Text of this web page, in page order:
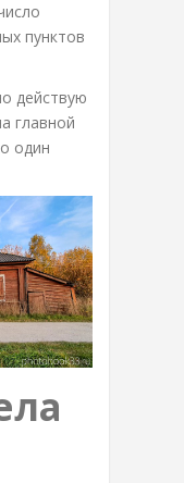
пунктов
действую
главной
один